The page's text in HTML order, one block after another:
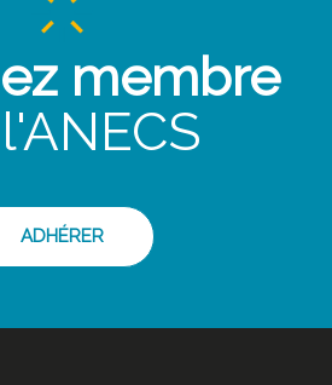
membre
ADHÉRER